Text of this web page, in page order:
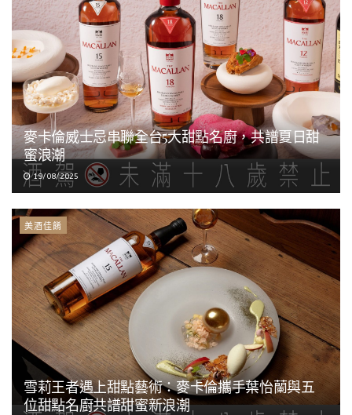
麥卡倫威士忌串聯全台5大甜點名廚，共譜夏日甜
蜜浪潮
19/08/2025
美酒佳餚
雪莉王者遇上甜點藝術：麥卡倫攜手葉怡蘭與五
位甜點名廚共譜甜蜜新浪潮